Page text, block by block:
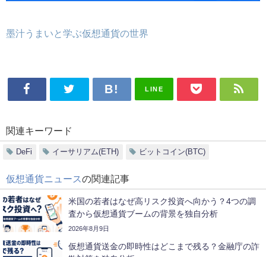
墨汁うまいと学ぶ仮想通貨の世界
LINE
関連キーワード
DeFi イーサリアム(ETH) ビットコイン(BTC)
仮想通貨ニュースの関連記事
米国の若者はなぜ高リスク投資へ向かう？4つの調
査から仮想通貨ブームの背景を独自分析
2026年8月9日
仮想通貨送金の即時性はどこまで残る？金融庁の詐